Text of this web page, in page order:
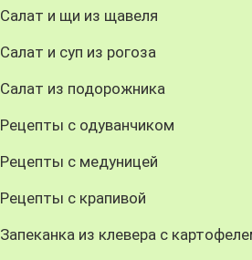
Салат и щи из щавеля
Салат и суп из рогоза
Салат из подорожника
Рецепты с одуванчиком
Рецепты с медуницей
Рецепты с крапивой
Запеканка из клевера с